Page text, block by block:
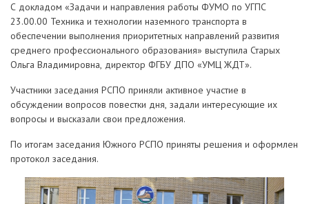
С докладом «Задачи и направления работы ФУМО по УГПС
23.00.00 Техника и технологии наземного транспорта в
обеспечении выполнения приоритетных направлений развития
среднего профессионального образования» выступила Старых
Ольга Владимировна, директор ФГБУ ДПО «УМЦ ЖДТ».
Участники заседания РСПО приняли активное участие в
обсуждении вопросов повестки дня, задали интересующие их
вопросы и высказали свои предложения.
По итогам заседания Южного РСПО приняты решения и оформлен
протокол заседания.